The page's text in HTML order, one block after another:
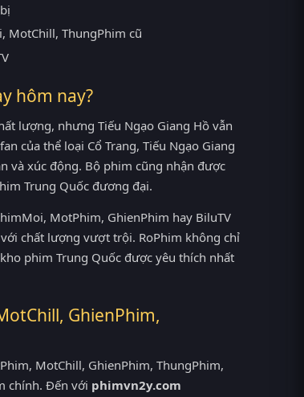
MotChill, ThungPhim cũ
hôm nay?
lượng, nhưng Tiếu Ngạo Giang Hồ vẫn
của thể loại Cổ Trang, Tiếu Ngạo Giang
và xúc động. Bộ phim cũng nhận được
Trung Quốc đương đại.
MotPhim, GhienPhim hay BiluTV
chất lượng vượt trội. RoPhim không chỉ
phim Trung Quốc được yêu thích nhất
GhienPhim,
MotChill, GhienPhim, ThungPhim,
chính. Đến với phimvn2y.com